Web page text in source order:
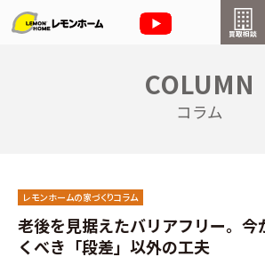
買取相談
来場予約はこちら
資料請求はこちら
COLUMN
コラム
レモンホームの家づくりコラム
老後を見据えたバリアフリー。今
くべき「段差」以外の工夫